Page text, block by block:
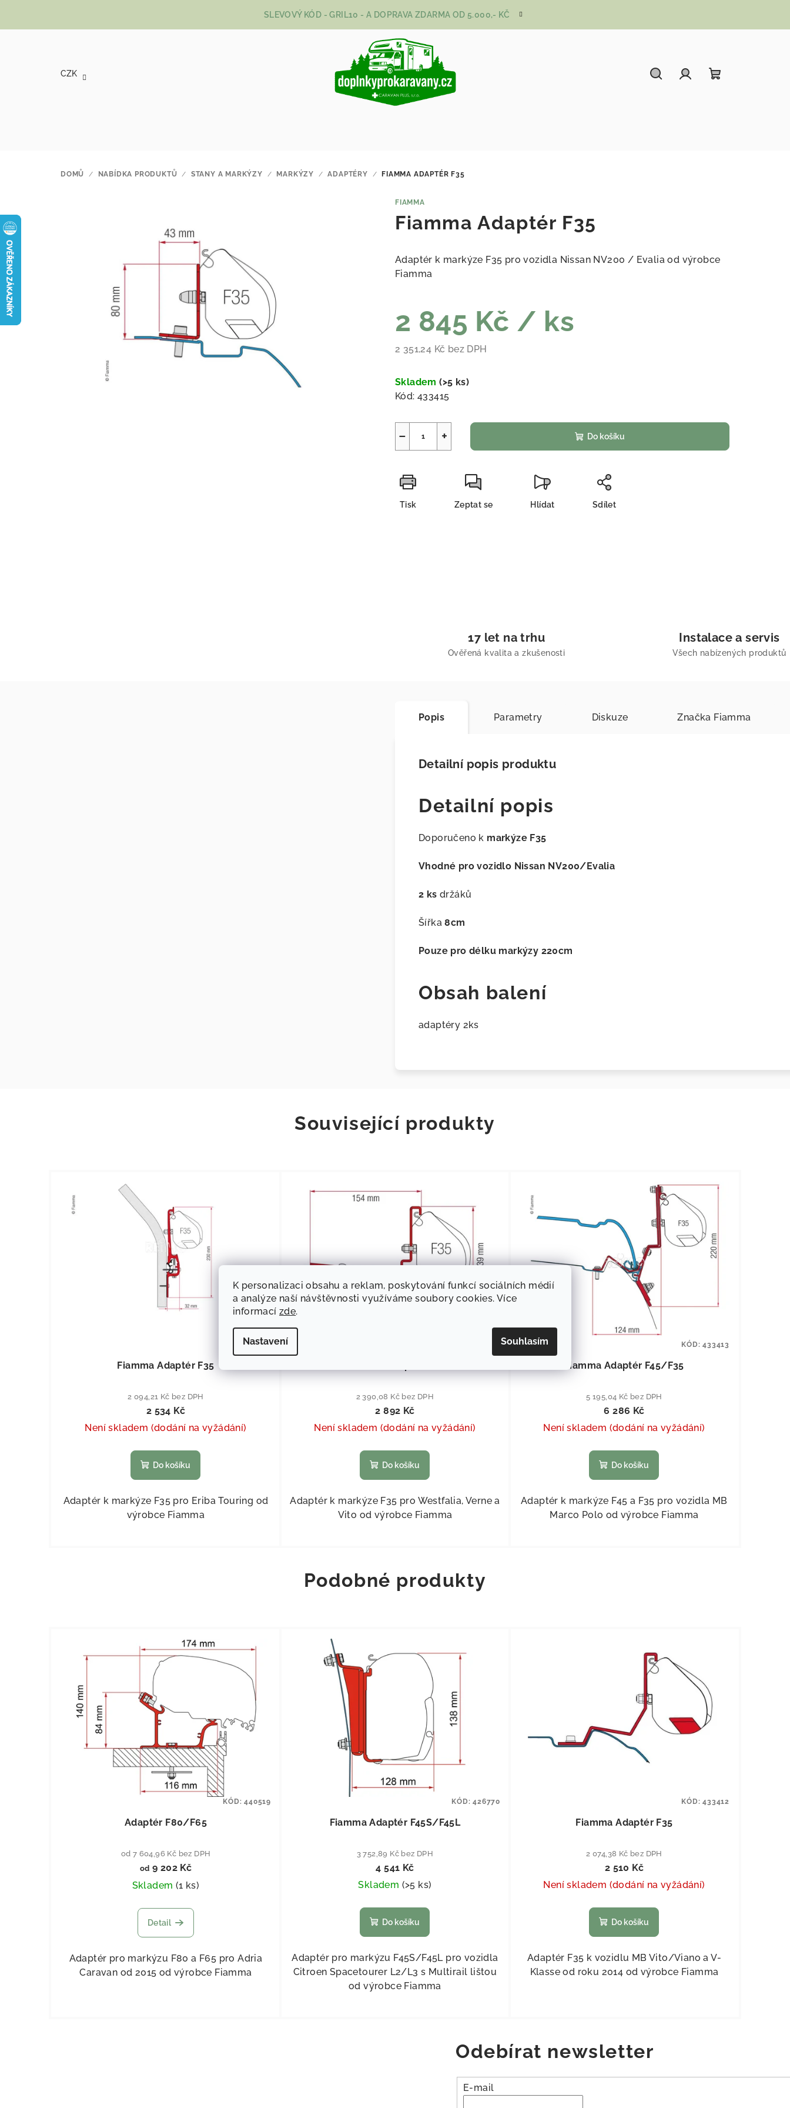
K personalizaci obsahu a reklam, poskytování funkcí sociálních médií
a analýze naší návštěvnosti využíváme soubory cookies. Více
informacízde.
Nastavení Souhlasím
SLEVOVÝ KÓD - GRIL10 - A DOPRAVA ZDARMA OD 5.000,- KČ
CZK
DOMŮ / NABÍDKA PRODUKTŮ / STANY A MARKÝZY / MARKÝZY / ADAPTÉRY / FIAMMA ADAPTÉR F35
FIAMMA
Fiamma Adaptér F35
Adaptér k markýze F35 pro vozidla Nissan NV200 / Evalia od výrobce
Fiamma
2 845 Kč / ks
2 351,24 Kč bez DPH
Skladem(>5 ks)
Kód: 433415
+
− Do košíku
Tisk Zeptat se Hlídat Sdílet
17 let na trhu
Ověřená kvalita a zkušenosti
Instalace a servis
Všech nabízených produktů
Popis Parametry Diskuze Značka Fiamma
Detailní popis produktu
Detailní popis
Doporučeno k markýze F35
Vhodné pro vozidlo Nissan NV200/Evalia
2 ks držáků
Šířka8cm
Pouze pro délku markýzy 220cm
Obsah balení
adaptéry 2ks
Související produkty
Fiamma Adaptér F35
2 094,21 Kč bez DPH
2 534 Kč
Není skladem (dodání na vyžádání)
Do košíku
Adaptér k markýze F35 pro Eriba Touring od
výrobce Fiamma
KÓD:43366
2 390,08 Kč bez DPH
2 892 Kč
Není skladem (dodání na vyžádání)
Do košíku
Adaptér k markýze F35 pro Westfalia, Verne a
Vito od výrobce Fiamma
Fiamma Adaptér F45/F35
5 195,04 Kč bez DPH
6 286 Kč
Není skladem (dodání na vyžádání)
Do košíku
Adaptér k markýze F45 a F35 pro vozidla MB
Marco Polo od výrobce Fiamma
KÓD:433413
Podobné produkty
Adaptér F80/F65
od 7 604,96 Kč bez DPH
od 9 202 Kč
Skladem (1 ks)
Detail
Adaptér pro markýzu F80 a F65 pro Adria
Caravan od 2015 od výrobce Fiamma
KÓD:440519
Fiamma Adaptér F45S/F45L
3 752,89 Kč bez DPH
4 541 Kč
Skladem (>5 ks)
Do košíku
Adaptér pro markýzu F45S/F45L pro vozidla
Citroen Spacetourer L2/L3 s Multirail lištou
od výrobce Fiamma
KÓD:426770
Fiamma Adaptér F35
2 074,38 Kč bez DPH
2 510 Kč
Není skladem (dodání na vyžádání)
Do košíku
Adaptér F35 k vozidlu MB Vito/Viano a V-
Klasse od roku 2014 od výrobce Fiamma
KÓD:433412
Odebírat newsletter
E-mail